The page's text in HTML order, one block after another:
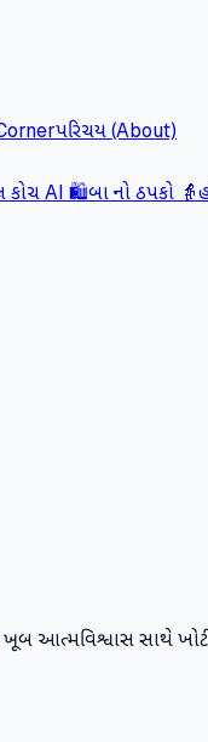
પરિચય (About)
કોચ AI 🛍️બા નો ઠપકો 👵
આત્મવિશ્વાસ સાથે